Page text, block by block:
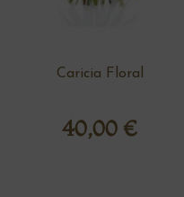
Caricia Floral
40,00 €